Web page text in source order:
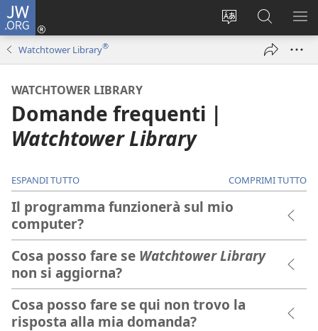
JW.ORG
Modificare
Accedi
(apre
Cerca
in
JW.ORG
Watchtower Library®
WATCHTOWER LIBRARY
Domande frequenti |
Watchtower Library
ESPANDI TUTTO COMPRIMI TUTTO
Il programma funzionerà sul mio
computer?
Cosa posso fare se Watchtower Library
non si aggiorna?
Cosa posso fare se qui non trovo la
risposta alla mia domanda?